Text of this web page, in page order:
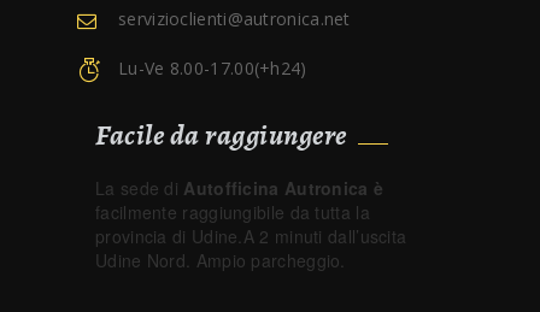
servizioclienti@autronica.net
Lu-Ve 8.00-17.00(+h24)
Facile da raggiungere
La sede di Autofficina Autronica è
facilmente raggiungibile da tutta la
provincia di Udine.A 2 minuti dall’uscita
Udine Nord. Ampio parcheggio.